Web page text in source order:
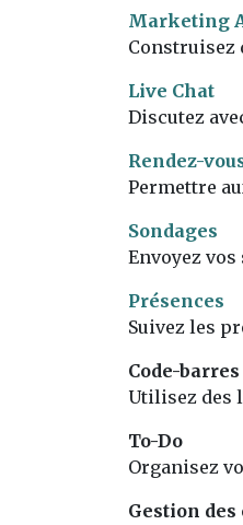
Marketing
Construisez
Live Chat
Discutez
Rendez-
Permettre
Sondages
Envoyez
Présences
Suivez les
Code-barres
Utilisez des
To-Do
Organisez
Gestion